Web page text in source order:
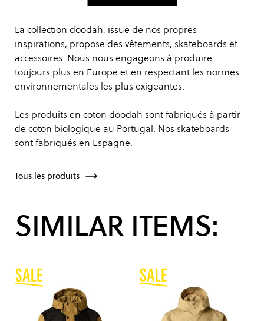
La collection doodah, issue de nos propres
inspirations, propose des vêtements, skateboards et
accessoires. Nous nous engageons à produire
toujours plus en Europe et en respectant les normes
environnementales les plus exigeantes.
Les produits en coton doodah sont fabriqués à partir
de coton biologique au Portugal. Nos skateboards
sont fabriqués en Espagne.
Tous les produits
SIMILAR ITEMS: